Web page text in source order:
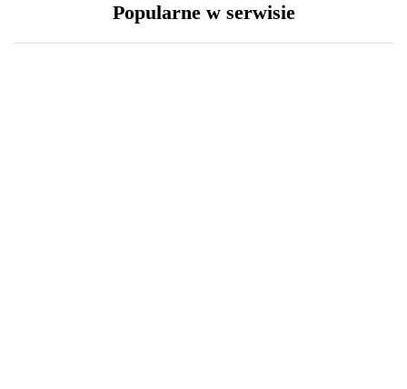
Popularne w serwisie